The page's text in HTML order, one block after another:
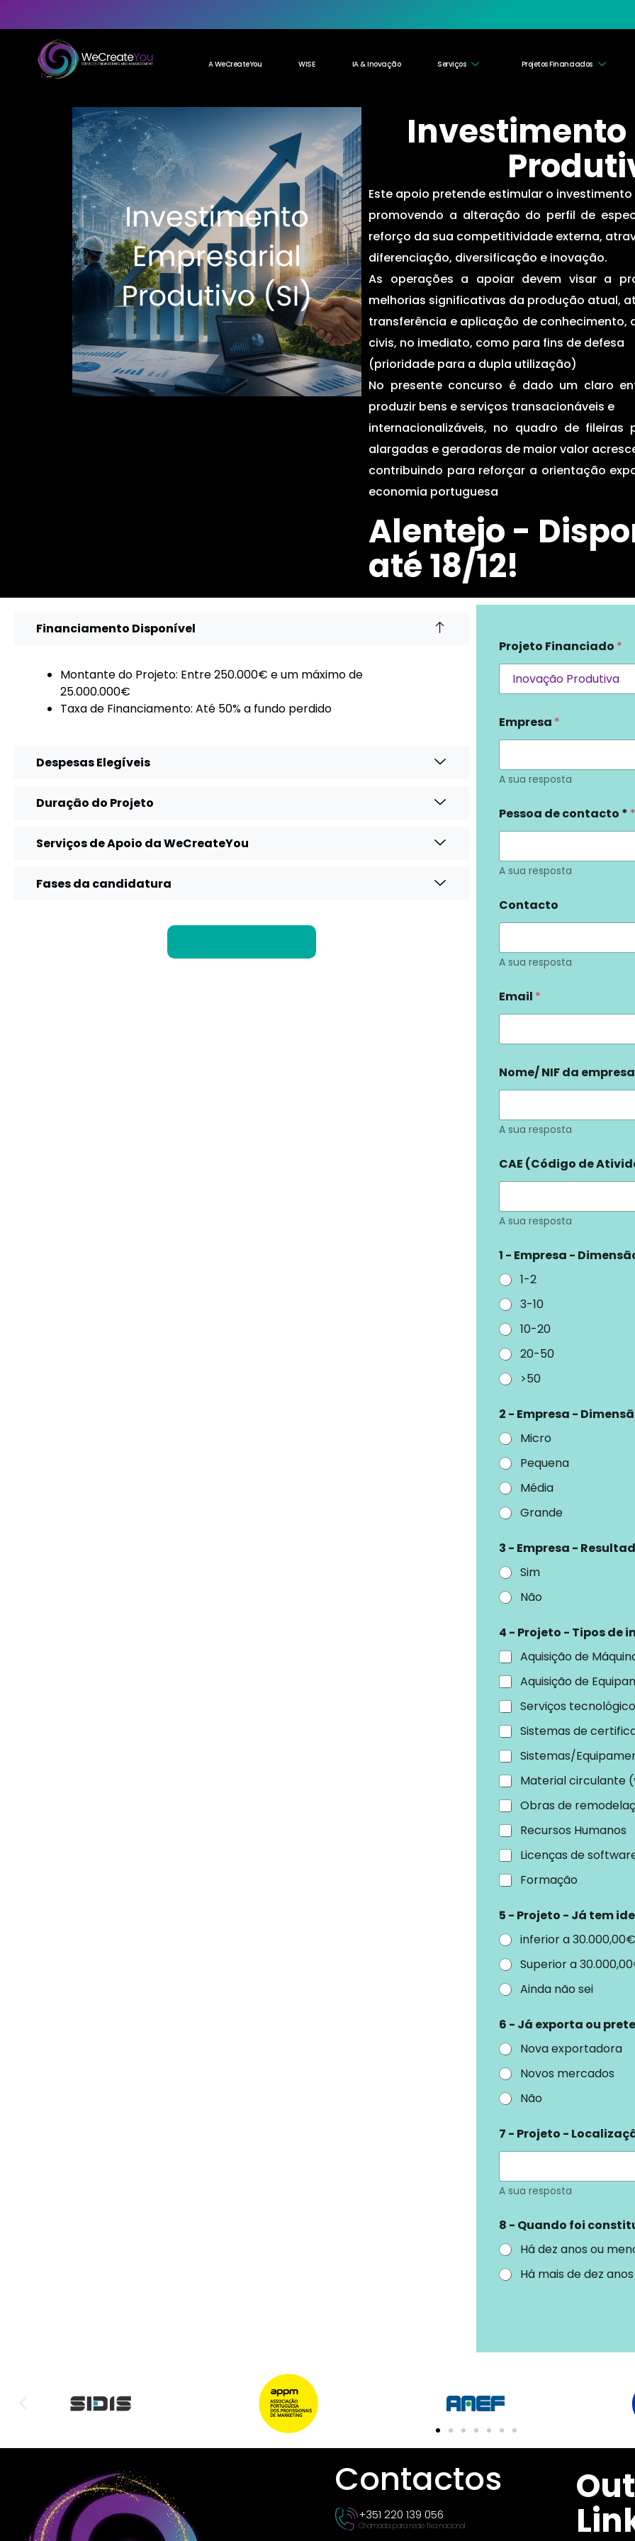
A WeCreateYou WISE IA & Inovação Serviços Projetos Financiados
Este apoio pretende estimular o
promovendo a alteração do perfil de
reforço da sua competitividade externa,
diferenciação, diversificação e inovação.
As operações a apoiar devem visar a
melhorias significativas da produção atual,
transferência e aplicação de
civis, no imediato, como para fins de defesa
(prioridade para a dupla utilização)
No presente concurso é dado um claro
produzir bens e serviços transacionáveis e
internacionalizáveis, no quadro de
alargadas e geradoras de maior valor
contribuindo para reforçar a orientação
economia portuguesa
Alentejo -
até 18/12!
Financiamento Disponível
Montante do Projeto: Entre 250.000€ e um máximo de
25.000.000€
Taxa de Financiamento: Até 50% a fundo perdido
Despesas Elegíveis
Duração do Projeto
Serviços de Apoio da WeCreateYou
Fases da candidatura
Projeto Financiado *
Empresa *
A sua resposta
Pessoa de contacto * *
A sua resposta
Contacto
A sua resposta
Email *
Nome/ NIF da
A sua resposta
CAE (Código de
A sua resposta
1 - Empresa -
1-2
3-10
10-20
20-50
>50
2 - Empresa -
Micro
Pequena
Média
Grande
3 - Empresa -
Sim
Não
4 - Projeto - Tipos de
Aquisição de
Aquisição de
Serviços
Sistemas de
Sistemas/
Material circulante
Obras de
Recursos Humanos
Licenças de
Formação
5 - Projeto - Já tem
inferior a 30.000,00€
Superior a
Ainda não sei
6 - Já exporta ou
Nova exportadora
Novos mercados
Não
7 - Projeto -
A sua resposta
8 - Quando foi
Há dez anos ou
Há mais de dez anos
Contactos
+351 220 139 056
Chamada para rede fixa nacional